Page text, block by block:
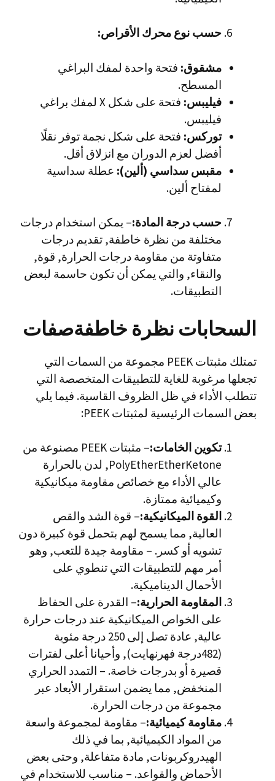
حسب نوع محرك الأقراص:
مشقوق: فتحة واحدة لمفك البراغي
المسطح.
فيليبس:
فتحة على شكل X لمفك براغي
فيليبس.
توركس: فتحة على شكل نجمة توفر نقلًا
أفضل لعزم الدوران مع انزلاق أقل.
مقبس سداسي (ألين): عطلة سداسية
لمفتاح ألين.
حسب درجة المادة:– يمكن استخدام درجات
مختلفة من نظرة خاطفة, تقديم درجات
متفاوتة من مقاومة درجات الحرارة, قوة,
والنقاء, والتي يمكن أن تكون حاسمة لبعض
التطبيقات.
السحابات نظرة خاطفةصفات
تمتلك مثبتات PEEK مجموعة من السمات التي
تجعلها مرغوبة للغاية للتطبيقات المتخصصة التي
تتطلب الأداء في ظل الظروف القاسية. فيما يلي
بعض السمات الرئيسية لمثبتات PEEK:
تكوين الخامات:
– مثبتات PEEK مصنوعة من
PolyEtherEtherKetone, لدن بالحرارة
عالي الأداء مع خصائص مقاومة ميكانيكية
وكيميائية ممتازة.
القوة الميكانيكية:– قوة الشد والقص
العالية, مما يسمح لهم بتحمل قوة كبيرة دون
تشويه أو كسر. – مقاومة جيدة للتعب, وهو
أمر مهم للتطبيقات التي تنطوي على
الأحمال الديناميكية.
المقاومة الحرارية:– القدرة على الحفاظ
على الخواص الميكانيكية عند درجات حرارة
عالية, عادة تصل إلى 250 درجة مئوية
(482درجة فهرنهايت), وأحيانا أعلى لفترات
قصيرة أو بدرجات خاصة. – التمدد الحراري
المنخفض, مما يضمن استقرار الأبعاد عبر
مجموعة من درجات الحرارة.
مقاومة كيميائية:– مقاومة لمجموعة واسعة
من المواد الكيميائية, بما في ذلك
الهيدروكربونات, مادة متفاعلة, وحتى بعض
الأحماض والقواعد. – مناسب للاستخدام في